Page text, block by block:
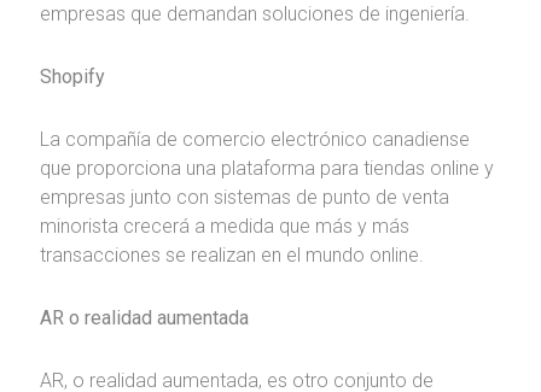
empresas que demandan soluciones de ingeniería.
Shopify
La compañía de comercio electrónico canadiense
que proporciona una plataforma para tiendas online y
empresas junto con sistemas de punto de venta
minorista crecerá a medida que más y más
transacciones se realizan en el mundo online.
AR o realidad aumentada
AR, o realidad aumentada, es otro conjunto de